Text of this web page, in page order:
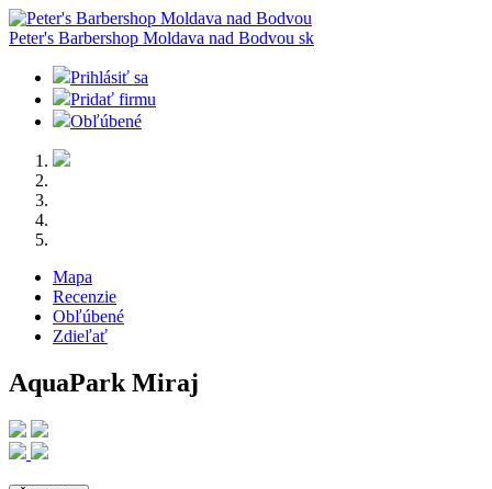
Peter's Barbershop Moldava nad Bodvou sk
Prihlásiť sa
Pridať firmu
Obľúbené
Mapa
Recenzie
Obľúbené
Zdieľať
AquaPark Miraj